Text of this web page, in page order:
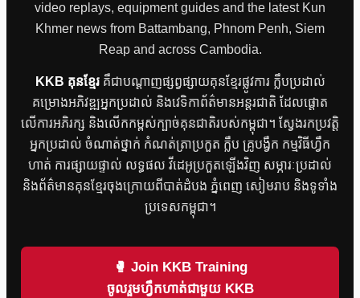
video replays, equipment guides and the latest Kun
Khmer news from Battambang, Phnom Penh, Siem
Reap and across Cambodia.
KKB គុនខ្មែរគឺជាបណ្តាញផ្សព្វផ្សាយគុនខ្មែរផ្លូវការ ក្លឹបប្រដាល់
គម្រោងអភិវឌ្ឍអ្នកប្រដាល់ និងវេទិកាព័ត៌មានអន្តរជាតិ ដែលផ្តោត
លើការអភិរក្ស និងលើកកម្ពស់ក្បាច់គុនជាតិរបស់កម្ពុជា។ ស្វែងរកប្រវត្តិ
អ្នកប្រដាល់ ចំណាត់ថ្នាក់ កំណត់ត្រាប្រកួត ក្លឹប គ្រូបង្វឹក កម្មវិធីហ្វឹក
ហាត់ ការផ្សាយផ្ទាល់ លទ្ធផល វីដេអូប្រកួតឡើងវិញ សម្ភារៈប្រដាល់
និងព័ត៌មានគុនខ្មែរចុងក្រោយពីបាត់ដំបង ភ្នំពេញ សៀមរាប និងទូទាំង
ប្រទេសកម្ពុជា។
🥊 Join KKB Training
ចូលរួមហ្វឹកហាត់ជាមួយ KKB